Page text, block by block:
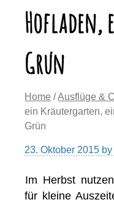
Hofladen,
Grün
Home /Ausflüge &
ein Kräutergarten,
Grün
23. Oktober 2015 by
Im Herbst
für kleine